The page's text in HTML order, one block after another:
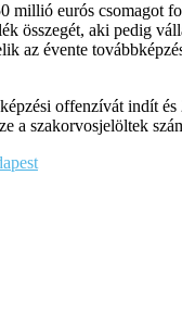
millió eurós csomagot
összegét, aki pedig
az évente
offenzívát indít
a szakorvosjelöltek